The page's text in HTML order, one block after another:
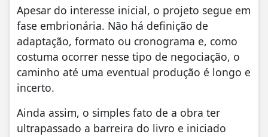
Apesar do interesse inicial, o projeto segue em
fase embrionária. Não há definição de
adaptação, formato ou cronograma e, como
costuma ocorrer nesse tipo de negociação, o
caminho até uma eventual produção é longo e
incerto.
Ainda assim, o simples fato de a obra ter
ultrapassado a barreira do livro e iniciado